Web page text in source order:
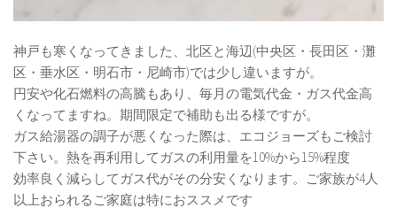
神戸も寒くなってきました、北区と海辺(中央区・長田区・灘
区・垂水区・明石市・尼崎市)では少し違いますが。
円安や化石燃料の高騰もあり、毎月の電気代金・ガス代金高
くなってますね。期間限定で補助も出る様ですが。
ガス給湯器の調子が悪くなった際は、エコジョーズもご検討
下さい。熱を再利用してガスの利用量を10%から15%程度
効率良く減らしてガス代がその分安くなります。ご家族が4人
以上おられるご家庭は特におススメです